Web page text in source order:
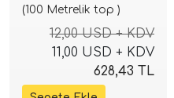
(100 Metrelik top )
12,00 USD + KDV
11,00 USD + KDV
628,43 TL